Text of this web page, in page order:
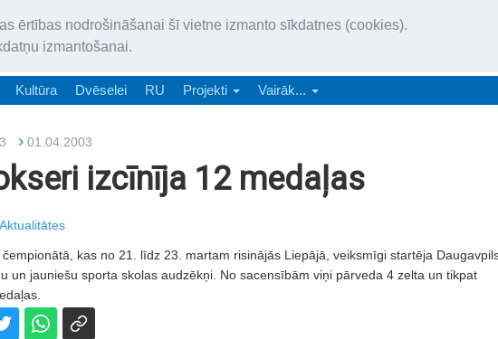
ērtības nodrošināšanai šī vietne izmanto sīkdatnes (cookies).
izmantošanai.
„Latgales Laiks” latviešu valodā aptver Daugavpils valstspilsētu,
Kultūra Dvēselei RU Projekti Vairāk...
01.04.2003
izcīnīja 12 medaļas
Aktualitātes
kas no 21. līdz 23. martam risinājās Liepājā, veiksmīgi startēja
un jauniešu sporta skolas audzēkņi. No sacensībām viņi pārveda 4 zelta un tikpat